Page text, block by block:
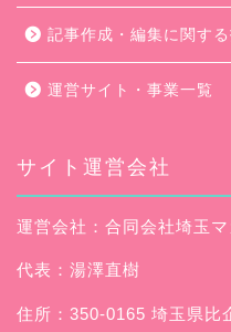
記事作成・編集に関す
運営サイト・事業一覧
サイト運営会社
運営会社：合同会社埼玉マ
代表：湯澤直樹
住所：350-0165 埼玉県比